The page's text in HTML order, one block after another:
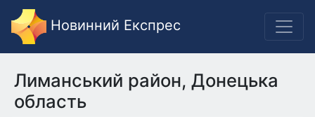
Новинний Експрес
Лиманський район, Донецька
область